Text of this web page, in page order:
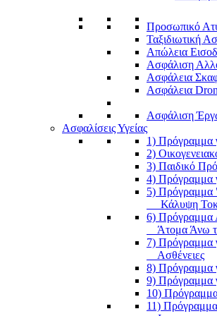
Προσωπικό
Ταξιδιωτική
Απώλεια
Ασφάλιση
Ασφάλεια
Ασφάλεια
Ασφάλιση
Ασφαλίσεις Υγείας
1) Πρόγραμμα
2)
3) Παιδικό
4) Πρόγραμμα
5)
Κάλυψη
6) Πρόγραμμα
Άτομα Άνω
7) Πρόγραμμα
Ασθένειες
8) Πρόγραμμα
9) Πρόγραμμα
10)
11)